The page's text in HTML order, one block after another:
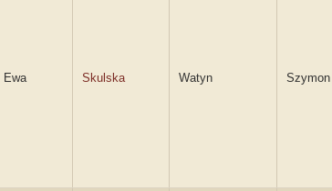
Ewa Skulska Watyn Szymon